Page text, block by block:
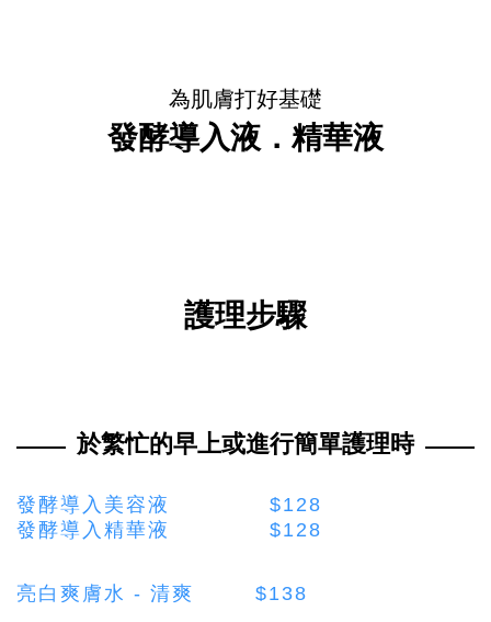
為肌膚打好基礎
發酵導入液．精華液
護理步驟
於繁忙的早上或進行簡單護理時
發酵導入美容液 $128
發酵導入精華液 $128
亮 白爽膚水 - 清爽 $138